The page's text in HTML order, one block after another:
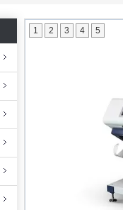
1 2 3 4 5